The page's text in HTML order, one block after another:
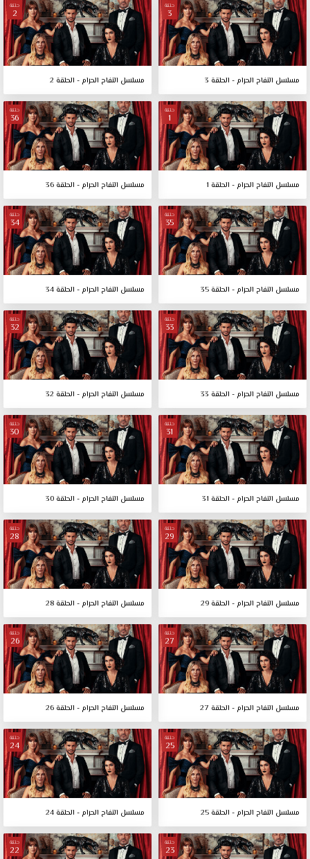
حلقة
3
مسلسل التفاح الحرام - الحلقة 3
حلقة
2
مسلسل التفاح الحرام - الحلقة 2
حلقة
1
مسلسل التفاح الحرام - الحلقة 1
حلقة
36
مسلسل التفاح الحرام - الحلقة 36
حلقة
35
مسلسل التفاح الحرام - الحلقة 35
حلقة
34
مسلسل التفاح الحرام - الحلقة 34
حلقة
33
مسلسل التفاح الحرام - الحلقة 33
حلقة
32
مسلسل التفاح الحرام - الحلقة 32
حلقة
31
مسلسل التفاح الحرام - الحلقة 31
حلقة
30
مسلسل التفاح الحرام - الحلقة 30
حلقة
29
مسلسل التفاح الحرام - الحلقة 29
حلقة
28
مسلسل التفاح الحرام - الحلقة 28
حلقة
27
مسلسل التفاح الحرام - الحلقة 27
حلقة
26
مسلسل التفاح الحرام - الحلقة 26
حلقة
25
مسلسل التفاح الحرام - الحلقة 25
حلقة
24
مسلسل التفاح الحرام - الحلقة 24
حلقة
23
حلقة
22